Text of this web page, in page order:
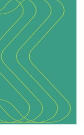
с
Клиенты могут
для